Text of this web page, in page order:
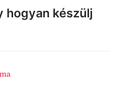
hogyan készülj